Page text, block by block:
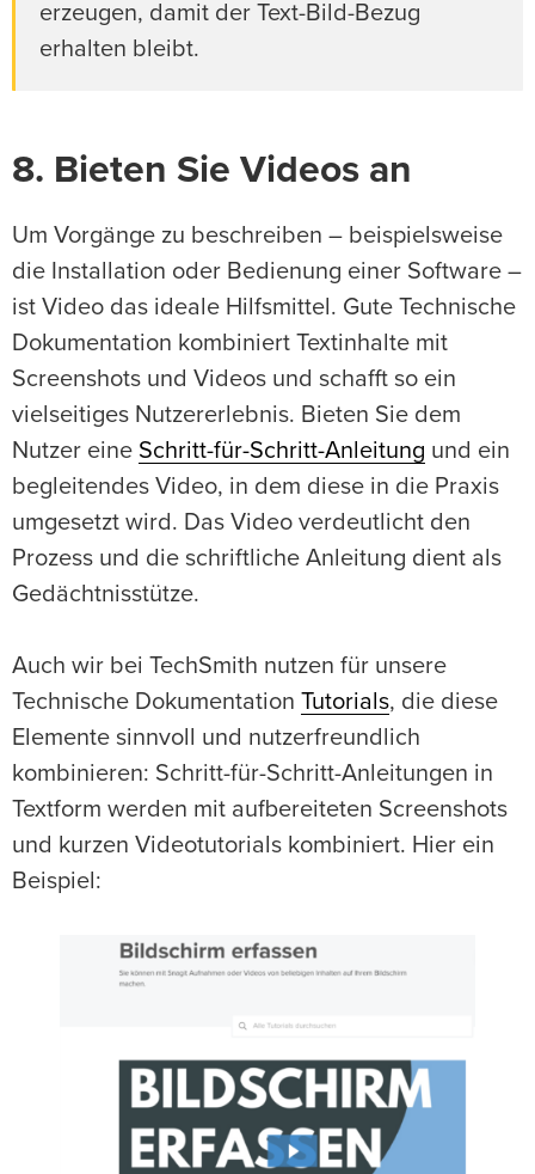
erzeugen, damit der Text-Bild-Bezug
erhalten bleibt.
8. Bieten Sie Videos an
Um Vorgänge zu beschreiben – beispielsweise
die Installation oder Bedienung einer Software –
ist Video das ideale Hilfsmittel. Gute Technische
Dokumentation kombiniert Textinhalte mit
Screenshots und Videos und schafft so ein
vielseitiges Nutzererlebnis. Bieten Sie dem
Nutzer eine Schritt-für-Schritt-Anleitung und ein
begleitendes Video, in dem diese in die Praxis
umgesetzt wird. Das Video verdeutlicht den
Prozess und die schriftliche Anleitung dient als
Gedächtnisstütze.
Auch wir bei TechSmith nutzen für unsere
Technische Dokumentation Tutorials, die diese
Elemente sinnvoll und nutzerfreundlich
kombinieren: Schritt-für-Schritt-Anleitungen in
Textform werden mit aufbereiteten Screenshots
und kurzen Videotutorials kombiniert. Hier ein
Beispiel: